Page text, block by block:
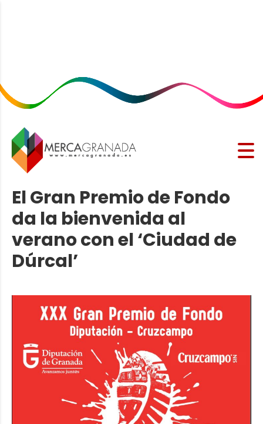
El Gran Premio de Fondo
da la bienvenida al
verano con el ‘Ciudad de
Dúrcal’